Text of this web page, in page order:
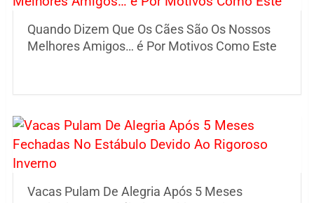
Quando Dizem Que Os Cães São Os Nossos
Melhores Amigos… é Por Motivos Como Este
Vacas Pulam De Alegria Após 5 Meses